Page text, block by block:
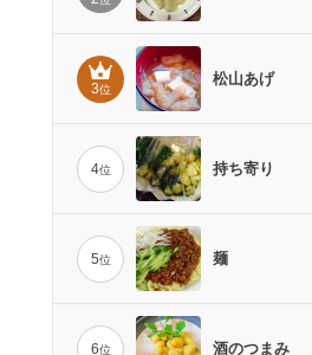
3位
松山あげ
4位 持ち寄り
5位 麺
6位 酒のつまみ